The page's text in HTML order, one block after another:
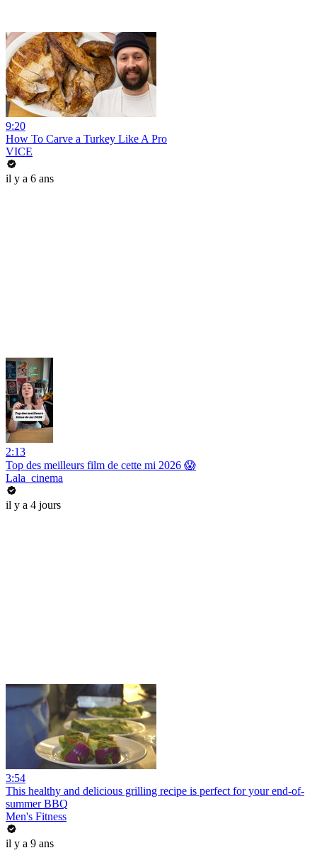
9:20
How To Carve a Turkey Like A Pro
VICE
il y a 6 ans
2:13
Top des meilleurs film de cette mi 2026 😱
Lala_cinema
il y a 4 jours
3:54
This healthy and delicious grilling recipe is perfect for your end-of-
summer BBQ
Men's Fitness
il y a 9 ans